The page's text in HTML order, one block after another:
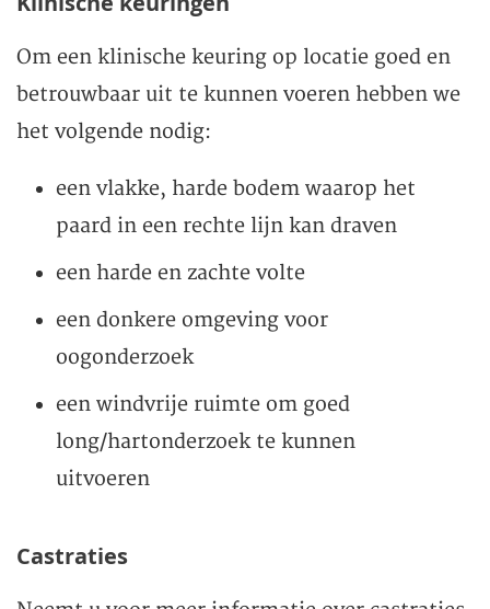
Om een klinische keuring op locatie goed en
betrouwbaar uit te kunnen voeren hebben we
het volgende nodig:
een vlakke, harde bodem waarop het
paard in een rechte lijn kan draven
een harde en zachte volte
een donkere omgeving voor
oogonderzoek
een windvrije ruimte om goed
long/hartonderzoek te kunnen
uitvoeren
Castraties